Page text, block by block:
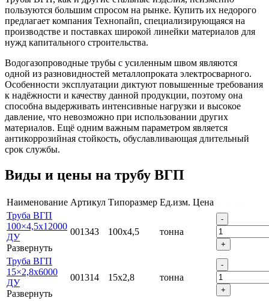
пользуются большим спросом на рынке. Купить их недорого
предлагает компания Технопайп, специализирующаяся на
производстве и поставках широкой линейки материалов для
нужд капитального строительства.
Водогазопроводные трубы с усиленным швом являются
одной из разновидностей металлопроката электросварного.
Особенности эксплуатации диктуют повышенные требования
к надёжности и качеству данной продукции, поэтому она
способна выдерживать интенсивные нагрузки и высокое
давление, что невозможно при использовании других
материалов. Ещё одним важным параметром является
антикоррозийная стойкость, обуславливающая длительный
срок службы.
Виды и цены на трубу ВГП
Наименование Артикул Типоразмер Ед.изм. Цена
Труба ВГП
100×4,5х12000
ДУ
Развернуть
001343 100х4,5 тонна
Труба ВГП
15×2,8х6000
ДУ
Развернуть
001314 15х2,8 тонна